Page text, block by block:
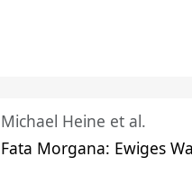
Michael Heine et al.
Fata Morgana: Ewiges